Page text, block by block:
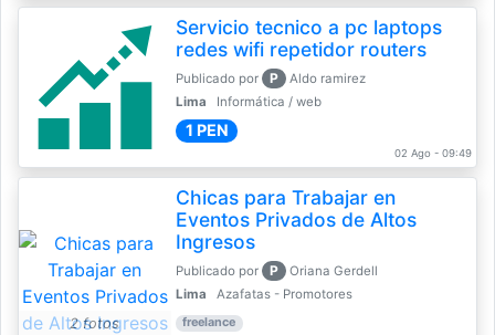
Servicio tecnico a pc laptops
redes wifi repetidor routers
Publicado por P
Aldo ramirez
Lima
Informática / web
1 PEN
02 Ago - 09:49
2 fotos
Chicas para Trabajar en
Eventos Privados de Altos
Ingresos
Publicado por P
Oriana Gerdell
Lima
Azafatas - Promotores
freelance